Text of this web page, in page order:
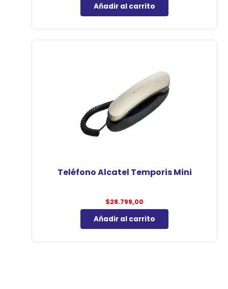
Añadir al carrito
Teléfono Alcatel Temporis Mini
$28.799,00
Añadir al carrito